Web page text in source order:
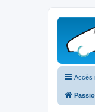
Accès